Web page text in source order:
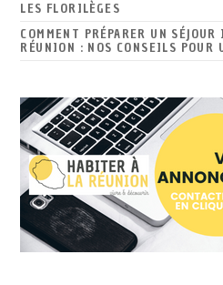
LES FLORILÈGES
COMMENT PRÉPARER UN
RÉUNION : NOS CONSEILS POUR